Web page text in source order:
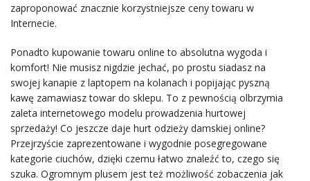
zaproponować znacznie korzystniejsze ceny towaru w
Internecie.
Ponadto kupowanie towaru online to absolutna wygoda i
komfort! Nie musisz nigdzie jechać, po prostu siadasz na
swojej kanapie z laptopem na kolanach i popijając pyszną
kawę zamawiasz towar do sklepu. To z pewnością olbrzymia
zaleta internetowego modelu prowadzenia hurtowej
sprzedaży! Co jeszcze daje hurt odzieży damskiej online?
Przejrzyście zaprezentowane i wygodnie posegregowane
kategorie ciuchów, dzięki czemu łatwo znaleźć to, czego się
szuka. Ogromnym plusem jest też możliwość zobaczenia jak